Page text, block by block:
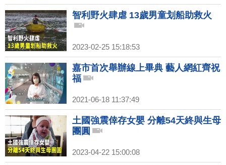
智利野火肆虐 13歲男童划船助救火
2023-02-25 15:18:53
嘉市首次舉辦線上畢典 藝人網紅齊祝
福
2021-06-18 11:37:49
土國強震倖存女嬰 分離54天終與生母
團圓
2023-04-22 15:00:08